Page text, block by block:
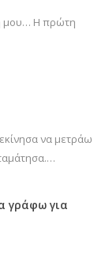
μου… Η πρώτη
να μετράω
γράφω για